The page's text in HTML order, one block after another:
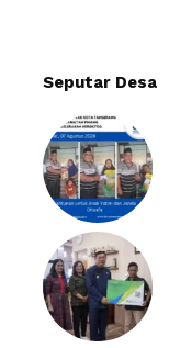
Seputar Desa